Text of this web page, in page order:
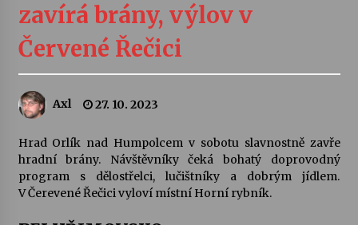
Veselí muzikanti
30. 7. 2026
šedesátka: 28. 7.–1. 8. 2026
Letní koncerty ve Stromovce: Kolchoz a
Jenakaši
28. 7. 2026
zavírá brány, výlov v
Červené Řečici
Axl 27. 10. 2023
Hrad Orlík nad Humpolcem v sobotu slavnostně zavře
hradní brány. Návštěvníky čeká bohatý doprovodný
program s dělostřelci, lučištníky a dobrým jídlem.
V Čerevené Řečici vyloví místní Horní rybník.